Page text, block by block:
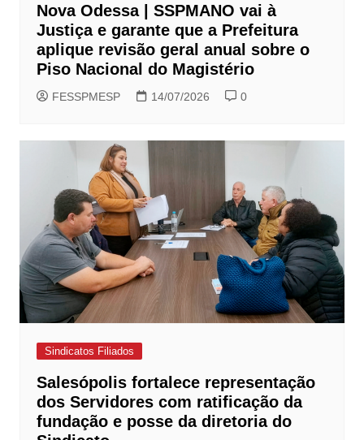
Nova Odessa | SSPMANO vai à
Justiça e garante que a Prefeitura
aplique revisão geral anual sobre o
Piso Nacional do Magistério
FESSPMESP 14/07/2026 0
Sindicatos Filiados
Salesópolis fortalece representação
dos Servidores com ratificação da
fundação e posse da diretoria do